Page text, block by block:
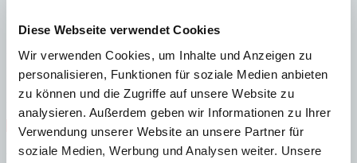
Diese Webseite verwendet Cookies
Wir verwenden Cookies, um Inhalte und Anzeigen zu
personalisieren, Funktionen für soziale Medien anbieten
zu können und die Zugriffe auf unsere Website zu
analysieren. Außerdem geben wir Informationen zu Ihrer
Verwendung unserer Website an unsere Partner für
soziale Medien, Werbung und Analysen weiter. Unsere
Schlafzimmer mit Bädern
Untergeschoss: Vorinstallierung für Sauna, Fitnessraum etc.,
Hauswirtschaftsraum, Gästetoilette
3 PKW-Stellplätze
Meerblick
Nähe Golfplatz Swimmingpool Zentralheizung